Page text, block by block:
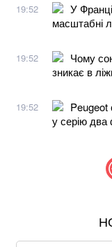
19:52
У
масштабні
19:52
Чому
зникає в
19:52
Peugeot
у серію два
Краса!